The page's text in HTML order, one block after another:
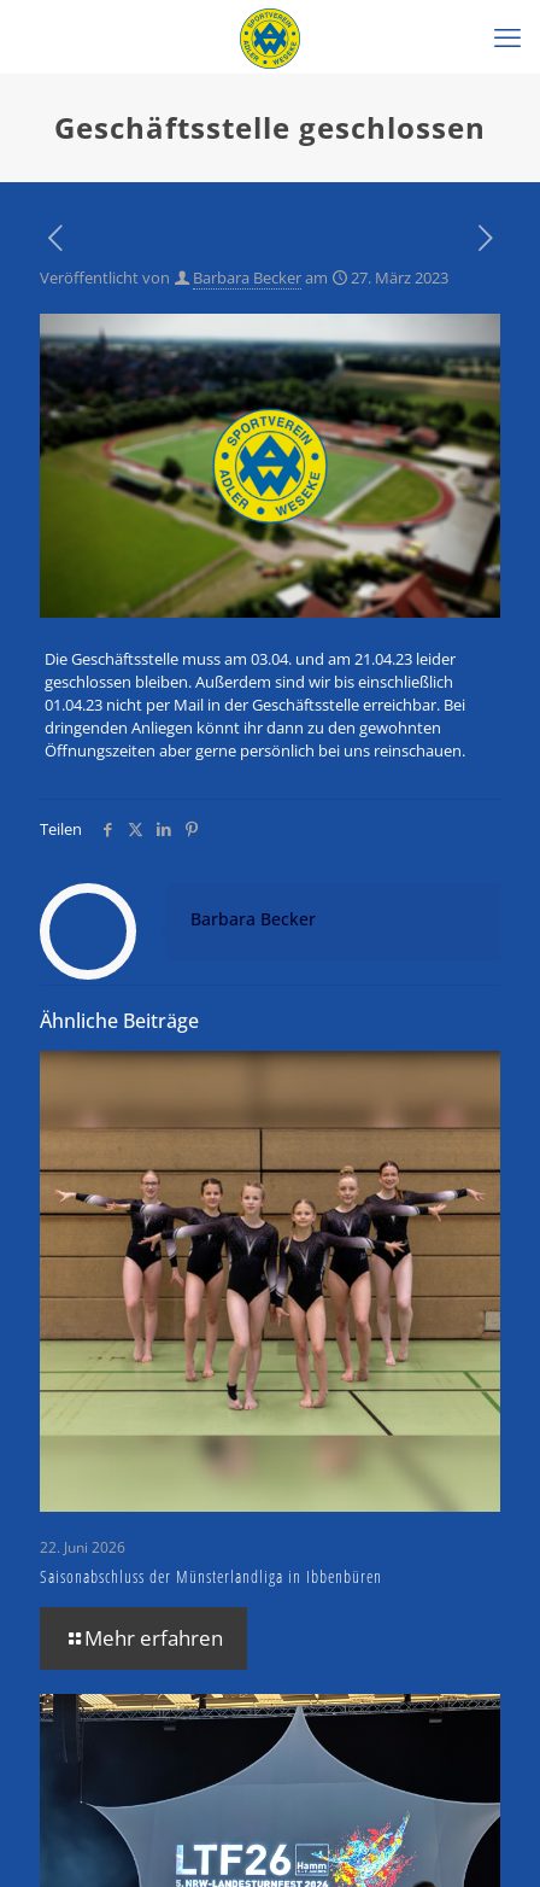
Geschäftsstelle geschlossen
Veröffentlicht von Barbara Beckeram 27. März 2023
Die Geschäftsstelle muss am 03.04. und am 21.04.23 leider
geschlossen bleiben. Außerdem sind wir bis einschließlich
01.04.23 nicht per Mail in der Geschäftsstelle erreichbar. Bei
dringenden Anliegen könnt ihr dann zu den gewohnten
Öffnungszeiten aber gerne persönlich bei uns reinschauen.
Teilen
Barbara Becker
Ähnliche Beiträge
22. Juni 2026
Saisonabschluss der Münsterlandliga in Ibbenbüren
Mehr erfahren